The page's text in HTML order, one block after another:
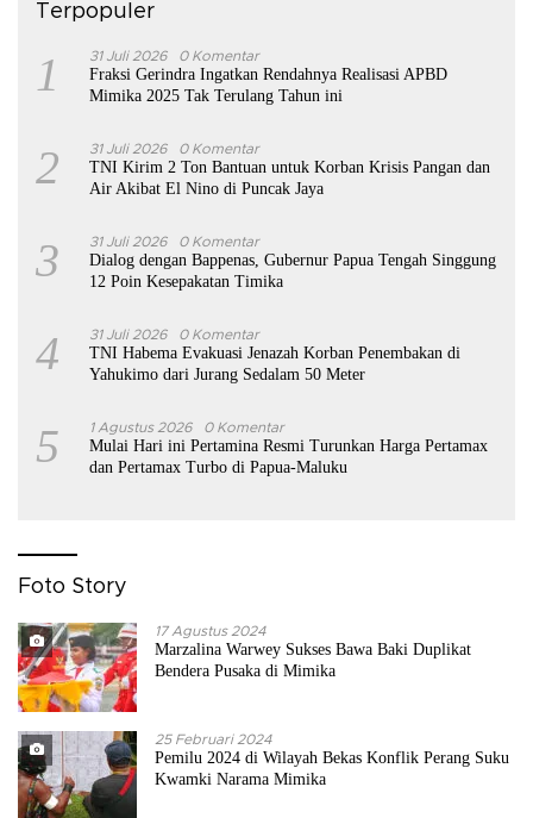
Terpopuler
1 31 Juli 2026 0 Komentar
Fraksi Gerindra Ingatkan Rendahnya Realisasi APBD
Mimika 2025 Tak Terulang Tahun ini
2 31 Juli 2026 0 Komentar
TNI Kirim 2 Ton Bantuan untuk Korban Krisis Pangan dan
Air Akibat El Nino di Puncak Jaya
3 31 Juli 2026 0 Komentar
Dialog dengan Bappenas, Gubernur Papua Tengah Singgung
12 Poin Kesepakatan Timika
4 31 Juli 2026 0 Komentar
TNI Habema Evakuasi Jenazah Korban Penembakan di
Yahukimo dari Jurang Sedalam 50 Meter
5 1 Agustus 2026 0 Komentar
Mulai Hari ini Pertamina Resmi Turunkan Harga Pertamax
dan Pertamax Turbo di Papua-Maluku
Foto Story
17 Agustus 2024
Marzalina Warwey Sukses Bawa Baki Duplikat
Bendera Pusaka di Mimika
25 Februari 2024
Pemilu 2024 di Wilayah Bekas Konflik Perang Suku
Kwamki Narama Mimika